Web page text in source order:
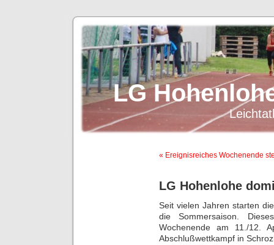
LG
« Ereignisreiches Wochenende
LG Hohenlohe
Seit vielen Jahren starten
die Sommersaison.
Wochenende am 11./12.
Abschlußwettkampf in